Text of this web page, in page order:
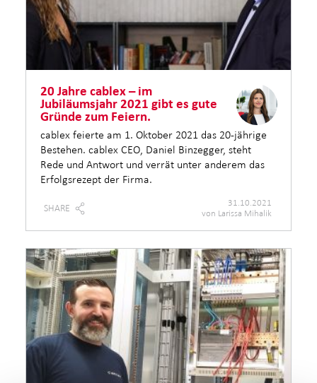
20 Jahre cablex – im
Jubiläumsjahr 2021 gibt es gute
Gründe zum Feiern.
cablex feierte am 1. Oktober 2021 das 20-jährige
Bestehen. cablex CEO, Daniel Binzegger, steht
Rede und Antwort und verrät unter anderem das
Erfolgsrezept der Firma.
SHARE
31.10.2021
von Larissa Mihalik